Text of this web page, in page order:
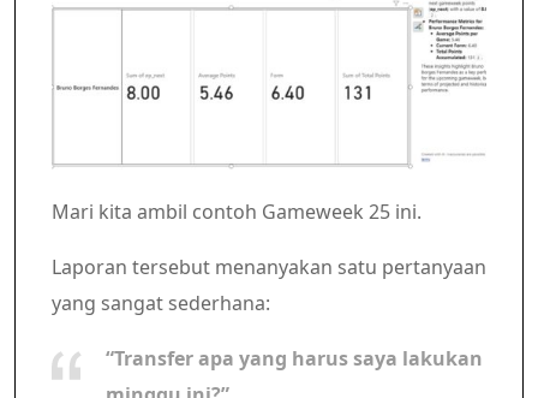
Mari kita ambil contoh Gameweek 25 ini.
Laporan tersebut menanyakan satu pertanyaan
yang sangat sederhana:
“Transfer apa yang harus saya lakukan